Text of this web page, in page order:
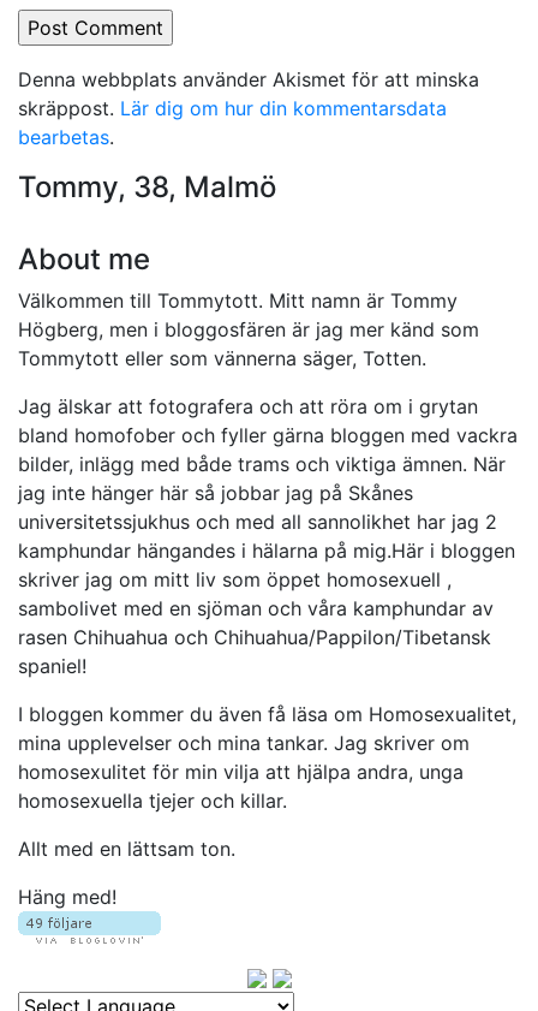
Denna webbplats använder Akismet för att minska
skräppost. Lär dig om hur din kommentarsdata
bearbetas.
Tommy, 38, Malmö
About me
Välkommen till Tommytott. Mitt namn är Tommy
Högberg, men i bloggosfären är jag mer känd som
Tommytott eller som vännerna säger, Totten.
Jag älskar att fotografera och att röra om i grytan
bland homofober och fyller gärna bloggen med vackra
bilder, inlägg med både trams och viktiga ämnen. När
jag inte hänger här så jobbar jag på Skånes
universitetssjukhus och med all sannolikhet har jag 2
kamphundar hängandes i hälarna på mig.Här i bloggen
skriver jag om mitt liv som öppet homosexuell ,
sambolivet med en sjöman och våra kamphundar av
rasen Chihuahua och Chihuahua/Pappilon/Tibetansk
spaniel!
I bloggen kommer du även få läsa om Homosexualitet,
mina upplevelser och mina tankar. Jag skriver om
homosexulitet för min vilja att hjälpa andra, unga
homosexuella tjejer och killar.
Allt med en lättsam ton.
Häng med!